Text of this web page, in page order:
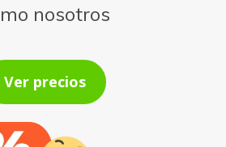
nosotros
Ver precios